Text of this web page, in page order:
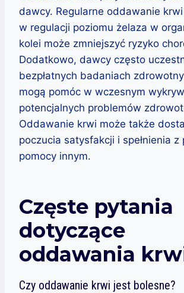
dawcy. Regularne oddawanie
w regulacji poziomu żelaza w
kolei może zmniejszyć ryzyko
Dodatkowo, dawcy często
bezpłatnych badaniach
mogą pomóc w wczesnym
potencjalnych problemów
Oddawanie krwi może także
poczucia satysfakcji i spełnienia z
pomocy innym.
Częste pytania
dotyczące
oddawania
Czy oddawanie krwi jest bolesne?